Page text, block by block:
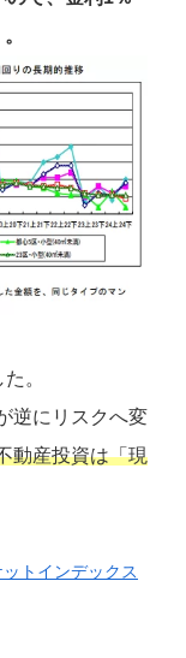
。
逆にリスクへ変
動産投資は「現
トインデックス